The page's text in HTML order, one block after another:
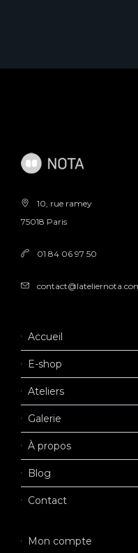
10, rue ramey
75018 Paris
01 84 06 97 50
Accueil
E-shop
Ateliers
Galerie
À propos
Blog
Contact
Mon compte